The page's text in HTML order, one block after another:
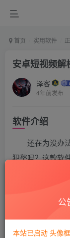
首页 实用软件
安卓短视频解
泽客
4年前发布
软件介绍
还在为没办
犯愁吗？这款软
软件支持目前
公
本站已启动 头像